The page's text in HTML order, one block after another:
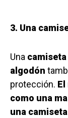
3. Una
Una
algodón
protección.
como una
una